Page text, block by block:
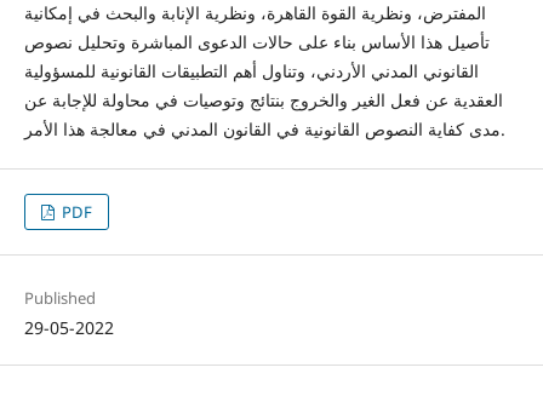
المفترض، ونظرية القوة القاهرة، ونظرية الإنابة والبحث في إمكانية
تأصيل هذا الأساس بناء على حالات الدعوى المباشرة وتحليل نصوص
القانوني المدني الأردني، وتناول أهم التطبيقات القانونية للمسؤولية
العقدية عن فعل الغير والخروج بنتائج وتوصيات في محاولة للإجابة عن
مدى كفاية النصوص القانونية في القانون المدني في معالجة هذا الأمر.
PDF
Published
29-05-2022